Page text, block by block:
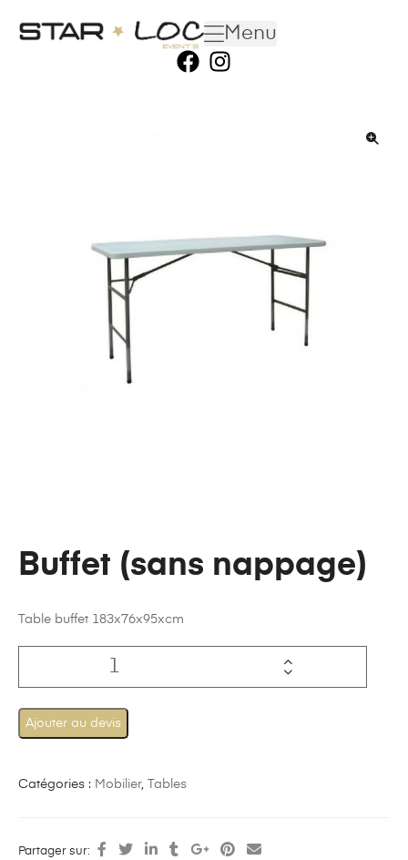
Menu
Buffet (sans nappage)
Table buffet 183x76x95xcm
Ajouter au devis
Catégories : Mobilier, Tables
Partager sur: